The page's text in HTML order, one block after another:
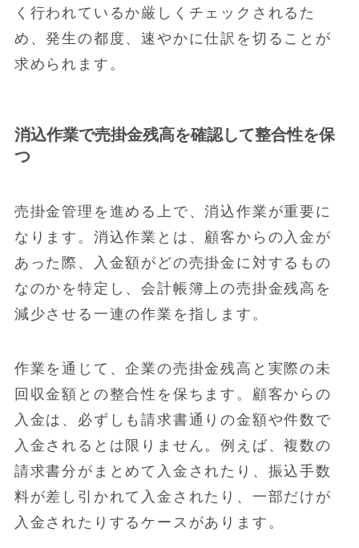
く行われているか厳しくチェックされるた
め、発生の都度、速やかに仕訳を切ることが
求められます。
消込作業で売掛金残高を確認して整合性を保
つ
売掛金管理を進める上で、消込作業が重要に
なります。消込作業とは、顧客からの入金が
あった際、入金額がどの売掛金に対するもの
なのかを特定し、会計帳簿上の売掛金残高を
減少させる一連の作業を指します。
作業を通じて、企業の売掛金残高と実際の未
回収金額との整合性を保ちます。顧客からの
入金は、必ずしも請求書通りの金額や件数で
入金されるとは限りません。例えば、複数の
請求書分がまとめて入金されたり、振込手数
料が差し引かれて入金されたり、一部だけが
入金されたりするケースがあります。